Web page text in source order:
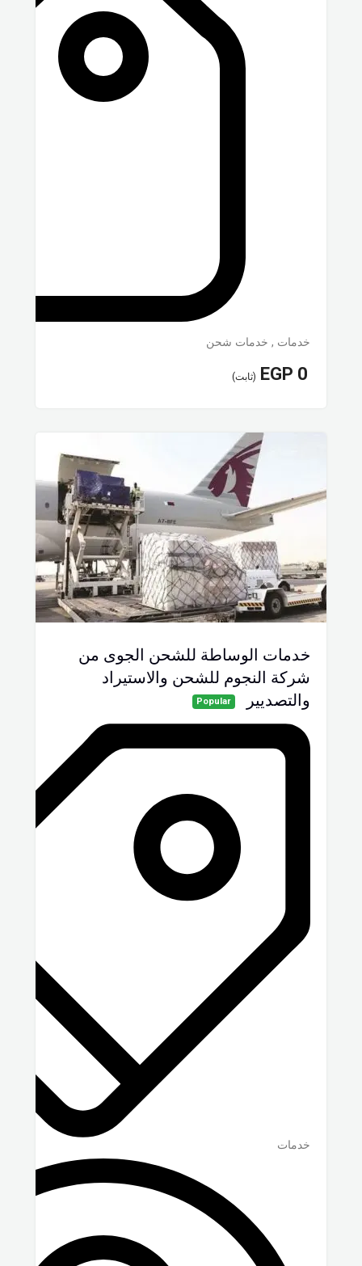
خدمات , خدمات شحن
EGP 0 (ثابت)
خدمات الوساطة للشحن الجوى من
شركة النجوم للشحن والاستيراد
والتصديير
Popular
خدمات